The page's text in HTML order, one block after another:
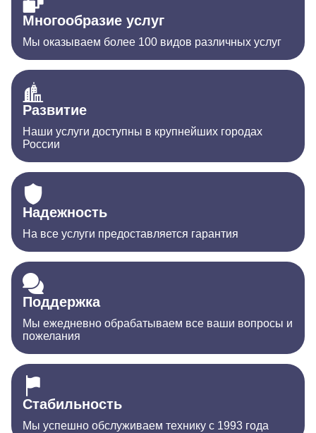
Многообразие услуг
Мы оказываем более 100 видов различных услуг
Развитие
Наши услуги доступны в крупнейших городах
России
Надежность
На все услуги предоставляется гарантия
Поддержка
Мы ежедневно обрабатываем все ваши вопросы и
пожелания
Стабильность
Мы успешно обслуживаем технику с 1993 года